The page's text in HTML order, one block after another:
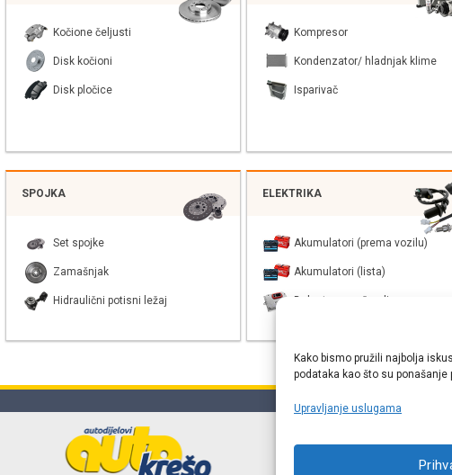
Kako bismo pružili najbolja
podataka kao što su
Upravljanje uslugama
Kočione čeljusti
Disk kočioni
Disk pločice
Kompresor
Kondenzator/ hladnjak klime
Isparivač
SPOJKA
Set spojke
Zamašnjak
Hidraulični potisni ležaj
ELEKTRIKA
Akumulatori (prema vozilu)
Akumulatori (lista)
Balast xenon žarulje
Online webshop
proizvođača